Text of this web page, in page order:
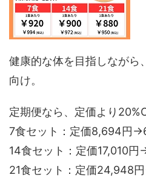
健康的な体を目指しながら
向け。
定期便なら、定価より
7食セット：定価8,694円
14食セット：定価17,010
21食セット：定価24,948